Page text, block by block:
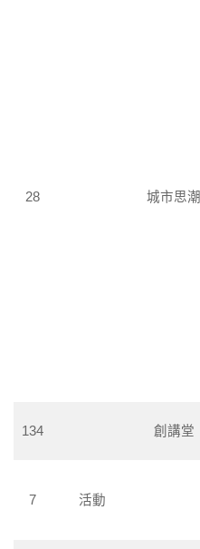
28 城市思潮
134 創講堂
7 活動